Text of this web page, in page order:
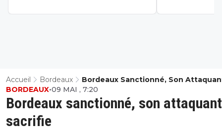
Accueil Bordeaux
Bordeaux Sanctionné, Son
Sacrifie
Bordeaux sanctionné, son
sacrifie
BORDEAUX•09 MAI , 7:20